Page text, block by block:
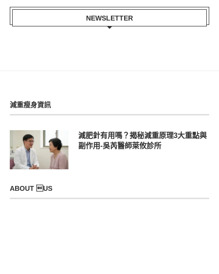
NEWSLETTER
減重瘦身資訊
減肥針有用嗎？揭秘減重原理3大重點與
副作用-吳芮醫師萊攸診所
ABOUT US